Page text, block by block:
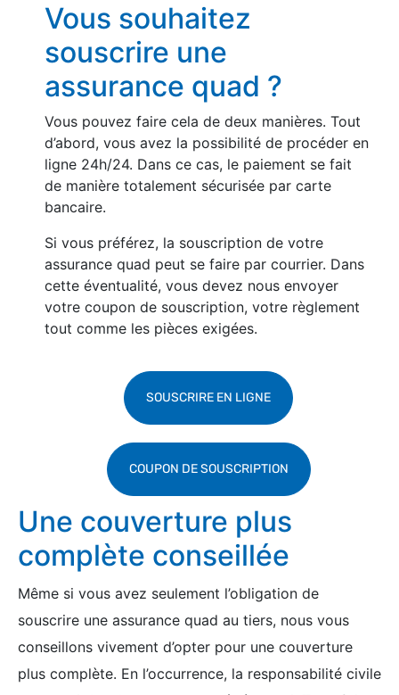
Vous souhaitez
souscrire une
assurance quad ?
Vous pouvez faire cela de deux manières. Tout
d’abord, vous avez la possibilité de procéder en
ligne 24h/24. Dans ce cas, le paiement se fait
de manière totalement sécurisée par carte
bancaire.
Si vous préférez, la souscription de votre
assurance quad peut se faire par courrier. Dans
cette éventualité, vous devez nous envoyer
votre coupon de souscription, votre règlement
tout comme les pièces exigées.
SOUSCRIRE EN LIGNE
COUPON DE SOUSCRIPTION
Une couverture plus
complète conseillée
Même si vous avez seulement l’obligation de
souscrire une assurance quad au tiers, nous vous
conseillons vivement d’opter pour une couverture
plus complète. En l’occurrence, la responsabilité civile